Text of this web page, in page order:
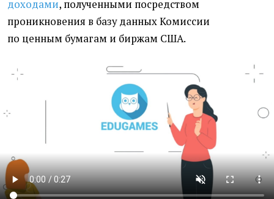
доходами, полученными посредством
проникновения в базу данныхКомиссии
по ценным бумагам и биржам США.